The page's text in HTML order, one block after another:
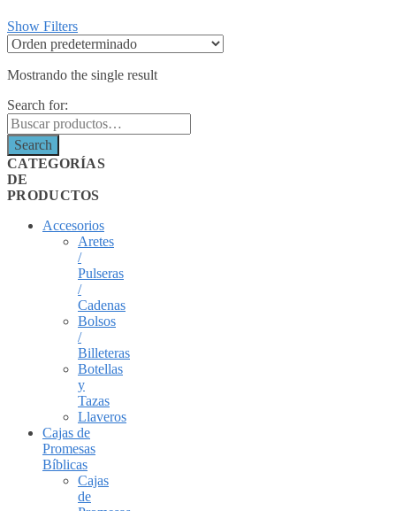
Show Filters
Mostrando the single result
Search for:
Search
CATEGORÍAS
DE
PRODUCTOS
Accesorios
Aretes
/
Pulseras
/
Cadenas
Bolsos
/
Billeteras
Botellas
y
Tazas
Llaveros
Cajas de
Promesas
Bíblicas
Cajas
de